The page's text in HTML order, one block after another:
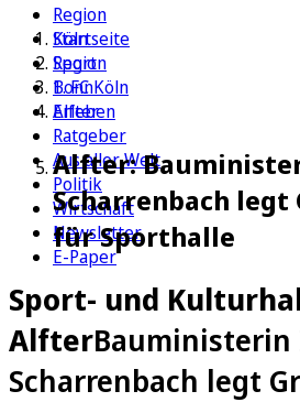
Region
Köln
Sport
1. FC Köln
Erleben
Ratgeber
Aus aller Welt
Politik
Wirtschaft
Newsletter
E-Paper
Startseite
Region
Bonn
Alfter
Alfter:
Scharrenbach
für Sporthalle
Sport- und
AlfterBauministerin
Scharrenbach legt